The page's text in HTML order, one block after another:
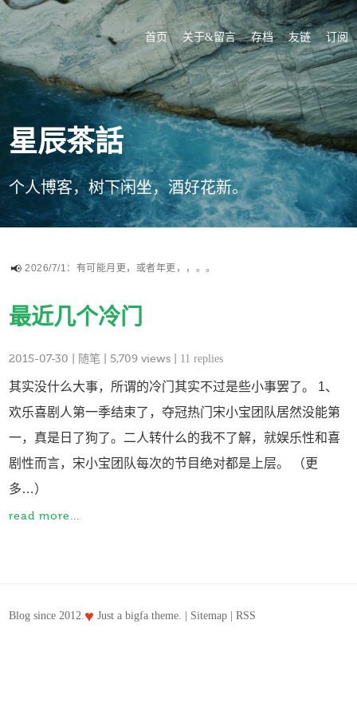
首页 关于&留言 存档 友链 订阅
星辰茶話
个人博客，树下闲坐，酒好花新。
2026/7/1：有可能月更，或者年更，，。。
最近几个冷门
2015-07-30 随笔 | 5,709 views | 11 replies
其实没什么大事，所谓的冷门其实不过是些小事罢了。 1、
欢乐喜剧人第一季结束了，夺冠热门宋小宝团队居然没能第
一，真是日了狗了。二人转什么的我不了解，就娱乐性和喜
剧性而言，宋小宝团队每次的节目绝对都是上层。 （更
多…）
read more...
Blog since 2012.♥ Just abigfa theme. | Sitemap |RSS